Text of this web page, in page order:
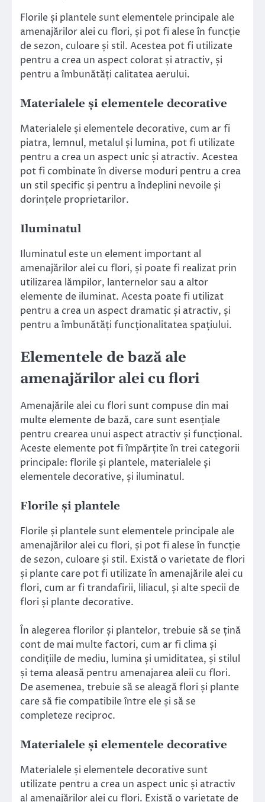
Florile și plantele sunt elementele principale ale
amenajărilor alei cu flori, și pot fi alese în funcție
de sezon, culoare și stil. Acestea pot fi utilizate
pentru a crea un aspect colorat și atractiv, și
pentru a îmbunătăți calitatea aerului.
Materialele și elementele decorative
Materialele și elementele decorative, cum ar fi
piatra, lemnul, metalul și lumina, pot fi utilizate
pentru a crea un aspect unic și atractiv. Acestea
pot fi combinate în diverse moduri pentru a crea
un stil specific și pentru a îndeplini nevoile și
dorințele proprietarilor.
Iluminatul
Iluminatul este un element important al
amenajărilor alei cu flori, și poate fi realizat prin
utilizarea lămpilor, lanternelor sau a altor
elemente de iluminat. Acesta poate fi utilizat
pentru a crea un aspect dramatic și atractiv, și
pentru a îmbunătăți funcționalitatea spațiului.
Elementele de bază ale
amenajărilor alei cu flori
Amenajările alei cu flori sunt compuse din mai
multe elemente de bază, care sunt esențiale
pentru crearea unui aspect atractiv și funcțional.
Aceste elemente pot fi împărțite în trei categorii
principale: florile și plantele, materialele și
elementele decorative, și iluminatul.
Florile și plantele
Florile și plantele sunt elementele principale ale
amenajărilor alei cu flori, și pot fi alese în funcție
de sezon, culoare și stil. Există o varietate de flori
și plante care pot fi utilizate în amenajările alei cu
flori, cum ar fi trandafirii, liliacul, și alte specii de
flori și plante decorative.
În alegerea florilor și plantelor, trebuie să se țină
cont de mai multe factori, cum ar fi clima și
condițiile de mediu, lumina și umiditatea, și stilul
și tema aleasă pentru amenajarea aleii cu flori.
De asemenea, trebuie să se aleagă flori și plante
care să fie compatibile între ele și să se
completeze reciproc.
Materialele și elementele decorative
Materialele și elementele decorative sunt
utilizate pentru a crea un aspect unic și atractiv
al amenajărilor alei cu flori. Există o varietate de